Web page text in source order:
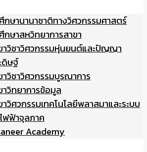
กษานานาชาติทางวิศวกรรมศาสตร์
กษาสหวิทยาการสาขา
าวิชาวิศวกรรมหุ่นยนต์และปัญญา
ดิษฐ์
าวิชาวิศวกรรมบูรณาการ
าวิทยาการข้อมูล
าวิศวกรรมเทคโนโลยีพลาสมาและระบบ
ฟฟ้าจุลภาค
Academy